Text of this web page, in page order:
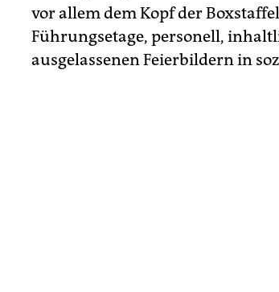
vor allem dem Kopf der
Führungsetage, personell,
ausgelassenen Feierbildern in